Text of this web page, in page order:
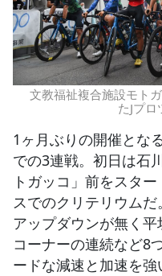
文教福祉複合施設モト
たJプ
1ヶ月ぶりの開催とな
での3連戦。初日は石
トガッコ」前をスタ
スでのクリテリウム
アップダウンが無く
コーナーの連続など8
ードな減速と加速を強